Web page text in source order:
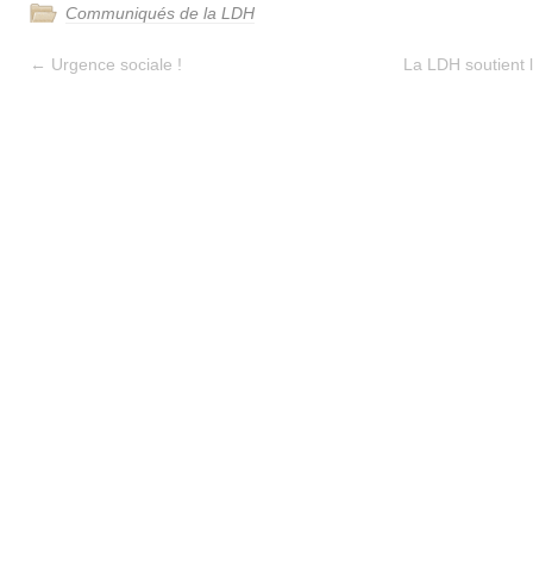
Communiqués de la LDH
← Urgence sociale ! La LDH soutient